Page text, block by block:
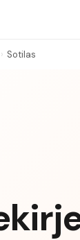
› Sotilas